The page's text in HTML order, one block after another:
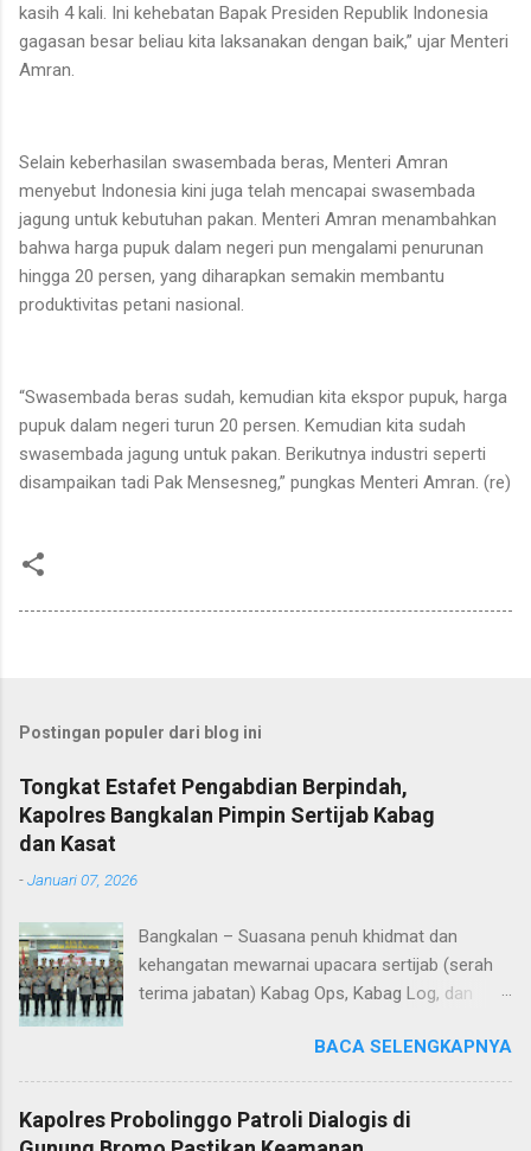
kasih 4 kali. Ini kehebatan Bapak Presiden Republik Indonesia
gagasan besar beliau kita laksanakan dengan baik,” ujar Menteri
Amran.
Selain keberhasilan swasembada beras, Menteri Amran
menyebut Indonesia kini juga telah mencapai swasembada
jagung untuk kebutuhan pakan. Menteri Amran menambahkan
bahwa harga pupuk dalam negeri pun mengalami penurunan
hingga 20 persen, yang diharapkan semakin membantu
produktivitas petani nasional.
“Swasembada beras sudah, kemudian kita ekspor pupuk, harga
pupuk dalam negeri turun 20 persen. Kemudian kita sudah
swasembada jagung untuk pakan. Berikutnya industri seperti
disampaikan tadi Pak Mensesneg,” pungkas Menteri Amran. (re)
Postingan populer dari blog ini
Tongkat Estafet Pengabdian Berpindah,
Kapolres Bangkalan Pimpin Sertijab Kabag
dan Kasat
-Januari 07, 2026
Bangkalan – Suasana penuh khidmat dan
kehangatan mewarnai upacara sertijab (serah
terima jabatan) Kabag Ops, Kabag Log, dan
Aula Sarja Arya Racana Polres Bangkalan, Rabu
(07/01/2026). Upacara tersebut menjadi
momen penting bagi jajaran Polres Bangkalan,
bukan hanya sebagai pergantian jabatan
BACA SELENGKAPNYA
Kapolres Probolinggo Patroli Dialogis di